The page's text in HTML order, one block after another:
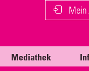
Mein
Mediathek